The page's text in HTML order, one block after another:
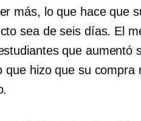
más, lo que hace que
sea de seis días. El
que aumentó
que hizo que su compra